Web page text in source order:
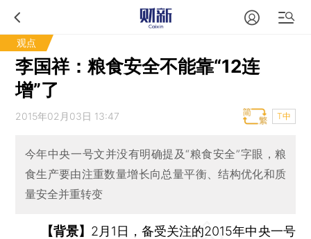
观点
李国祥：粮食安全不能靠“12连
增”了
2015年02月03日 13:47 T中
今年中央一号文并没有明确提及“粮食安全”字眼，粮
食生产要由注重数量增长向总量平衡、结构优化和质
量安全并重转变
【背景】 2月1日，备受关注的2015年中央一号